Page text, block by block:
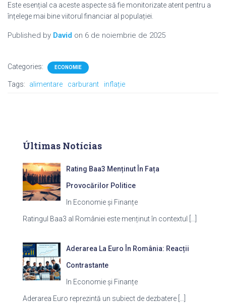
Este esențial ca aceste aspecte să fie monitorizate atent pentru a
înțelege mai bine viitorul financiar al populației.
Published by David on 6 de noiembrie de 2025
Categories: ECONOMIE
Tags: alimentare carburant inflație
Últimas Notícias
Rating Baa3 Menținut În Fața
Provocărilor Politice
In Economie și Finanțe
Ratingul Baa3 al României este menținut în contextul
Aderarea La Euro În România: Reacții
Contrastante
In Economie și Finanțe
Aderarea Euro reprezintă un subiect de dezbatere